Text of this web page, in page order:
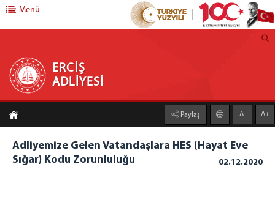
ERCİŞ ADLİYESİ
ANASAYFA
ADLİYEMİZ
ÖN BÜROLAR
BİLİŞİM VE MEDYA
Bilgi İşlem Şefliği
Menü
ERCİŞ
ADLİYESİ
Paylaş A- A+
Adliyemize Gelen Vatandaşlara HES (Hayat Eve
Sığar) Kodu Zorunluluğu
02.12.2020